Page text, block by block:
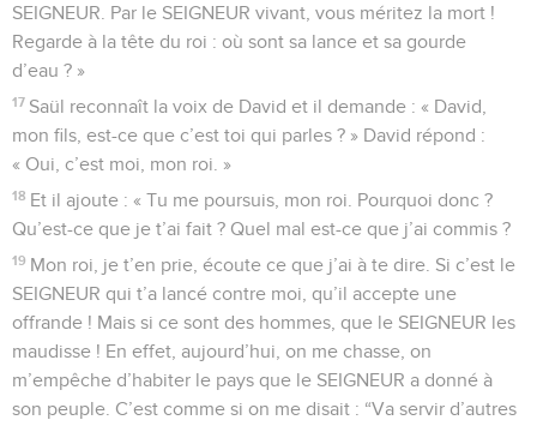
SEIGNEUR. Par le SEIGNEUR vivant, vous méritez la mort !
Regarde à la tête du roi : où sont sa lance et sa gourde
d’eau ? »
17 Saül reconnaît la voix de David et il demande : « David,
mon fils, est-ce que c’est toi qui parles ? » David répond :
« Oui, c’est moi, mon roi. »
18 Et il ajoute : « Tu me poursuis, mon roi. Pourquoi donc ?
Qu’est-ce que je t’ai fait ? Quel mal est-ce que j’ai commis ?
19 Mon roi, je t’en prie, écoute ce que j’ai à te dire. Si c’est le
SEIGNEUR qui t’a lancé contre moi, qu’il accepte une
offrande ! Mais si ce sont des hommes, que le SEIGNEUR les
maudisse ! En effet, aujourd’hui, on me chasse, on
m’empêche d’habiter le pays que le SEIGNEUR a donné à
son peuple. C’est comme si on me disait : “Va servir d’autres